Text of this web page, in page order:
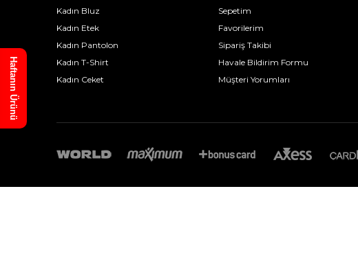
Kadın Bluz
Kadın Etek
Kadın Pantolon
Kadın T-Shirt
Kadın Ceket
Sepetim
Favorilerim
Sipariş Takibi
Havale Bildirim Formu
Müşteri Yorumları
Haftanın Ürünü